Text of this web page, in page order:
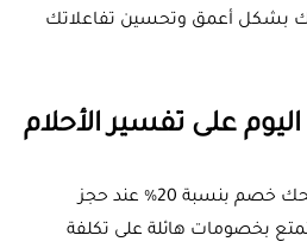
أعمق وتحسين تفاعلاتك
على تفسير الأحلام
كود خصم فسرلي اليوم يمنحك خصم بنسبة 20% عند حجز
بخصومات هائلة على تكلفة